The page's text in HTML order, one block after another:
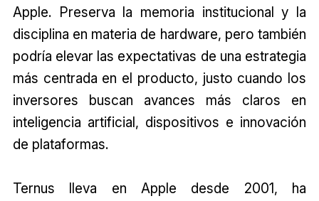
Apple. Preserva la memoria institucional y la
disciplina en materia de hardware, pero también
podría elevar las expectativas de una estrategia
más centrada en el producto, justo cuando los
inversores buscan avances más claros en
inteligencia artificial, dispositivos e innovación
de plataformas.
Ternus lleva en Apple desde 2001, ha